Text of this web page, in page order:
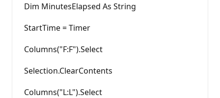
Dim MinutesElapsed As String
StartTime = Timer
Columns("F:F").Select
Selection.ClearContents
Columns("L:L").Select